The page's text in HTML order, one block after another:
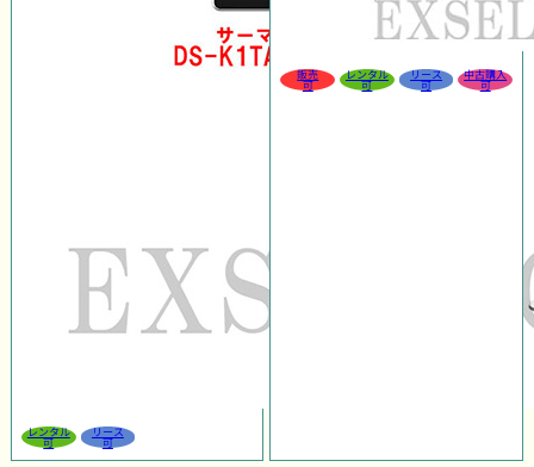
レンタル
可
リース
可
販売
可
レンタル
可
リース
可
中古購入
可